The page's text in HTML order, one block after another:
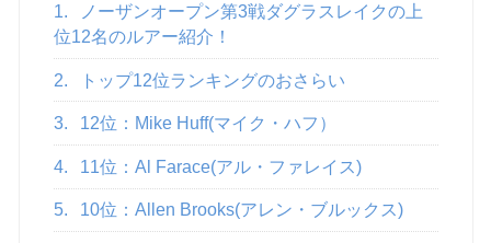
1.
ノーザンオープン第3戦ダグラスレイクの上
位12名のルアー紹介！
2. トップ12位ランキングのおさらい
3. 12位：Mike Huff(マイク・ハフ）
4. 11位：Al Farace(アル・ファレイス)
5. 10位：Allen Brooks(アレン・ブルックス)